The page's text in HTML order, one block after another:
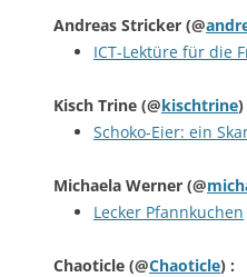
Andreas Stricker (@
ICT-Lektüre für die
Kisch Trine (@kischtrine)
Schoko-Eier: ein
Michaela Werner (@
Lecker Pfannkuchen
Chaoticle (@Chaoticle) :